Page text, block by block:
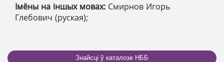
Імёны на іншых мовах: Смирнов Игорь
Глебович (руская);
Знайсці ў каталозе НББ